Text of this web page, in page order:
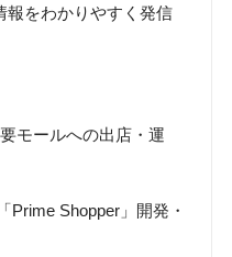
報をわかりやすく発信
モールへの出店・運
Prime Shopper」開発・